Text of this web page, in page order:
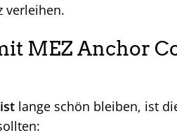
verleihen.
MEZ Anchor
lange schön bleiben, ist